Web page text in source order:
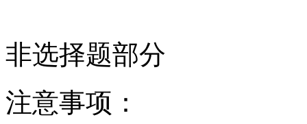
非选择题部分
注意事项：